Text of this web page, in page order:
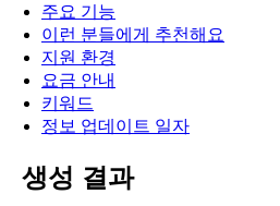
주요 기능
이런 분들에게 추천해요
지원 환경
요금 안내
키워드
정보 업데이트 일자
생성 결과